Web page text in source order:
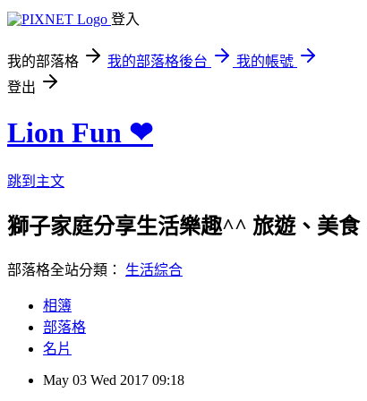
登入
我的部落格 我的部落格後台
我的帳號
登出
Lion Fun ❤
跳到主文
獅子家庭分享生活樂趣^^ 旅遊、美
部落格全站分類： 生活綜合
相簿
部落格
名片
May 03 Wed 2017 09:18